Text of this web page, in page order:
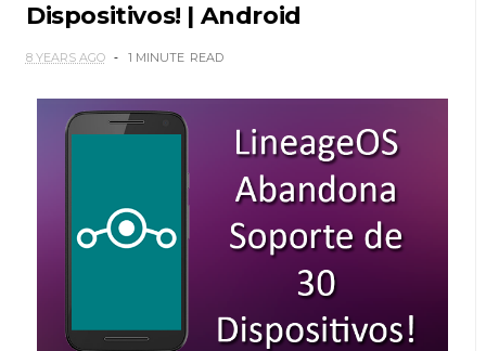
Dispositivos! | Android
8 YEARS AGO 1 MINUTE READ